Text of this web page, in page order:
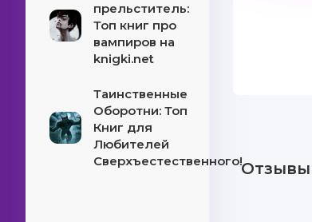
прельститель:
Топ книг про
вампиров на
knigki.net
Таинственные
Оборотни: Топ
Книг для
Любителей
Сверхъестественного!Отзывы